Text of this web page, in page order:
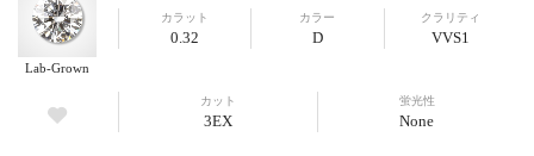
Lab-Grown
カラット
0.32
カラー
D
クラリティ
VVS1
カット
3EX
蛍光性
None